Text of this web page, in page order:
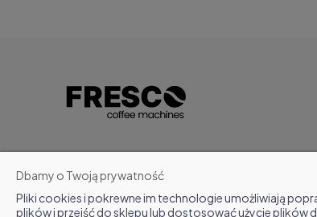
Dbamy o Twoją prywatność
Pliki cookies i pokrewne im technologie umożliwiają
plików i przejść do sklepu lub dostosować użycie